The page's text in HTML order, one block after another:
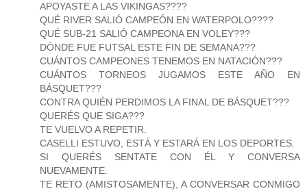
APOYASTE A LAS VIKINGAS????
QUÉ RIVER SALIÓ CAMPEÓN EN WATERPOLO????
QUÉ SUB-21 SALIÓ CAMPEONA EN VOLEY???
DÓNDE FUE FUTSAL ESTE FIN DE SEMANA???
CUÁNTOS CAMPEONES TENEMOS EN NATACIÓN???
CUÁNTOS TORNEOS JUGAMOS ESTE AÑO EN
BÁSQUET???
CONTRA QUIÉN PERDIMOS LA FINAL DE BÁSQUET???
QUERÉS QUE SIGA???
TE VUELVO A REPETIR.
CASELLI ESTUVO, ESTÁ Y ESTARÁ EN LOS DEPORTES.
SI QUERÉS SENTATE CON ÉL Y CONVERSA
NUEVAMENTE.
TE RETO (AMISTOSAMENTE), A CONVERSAR CONMIGO